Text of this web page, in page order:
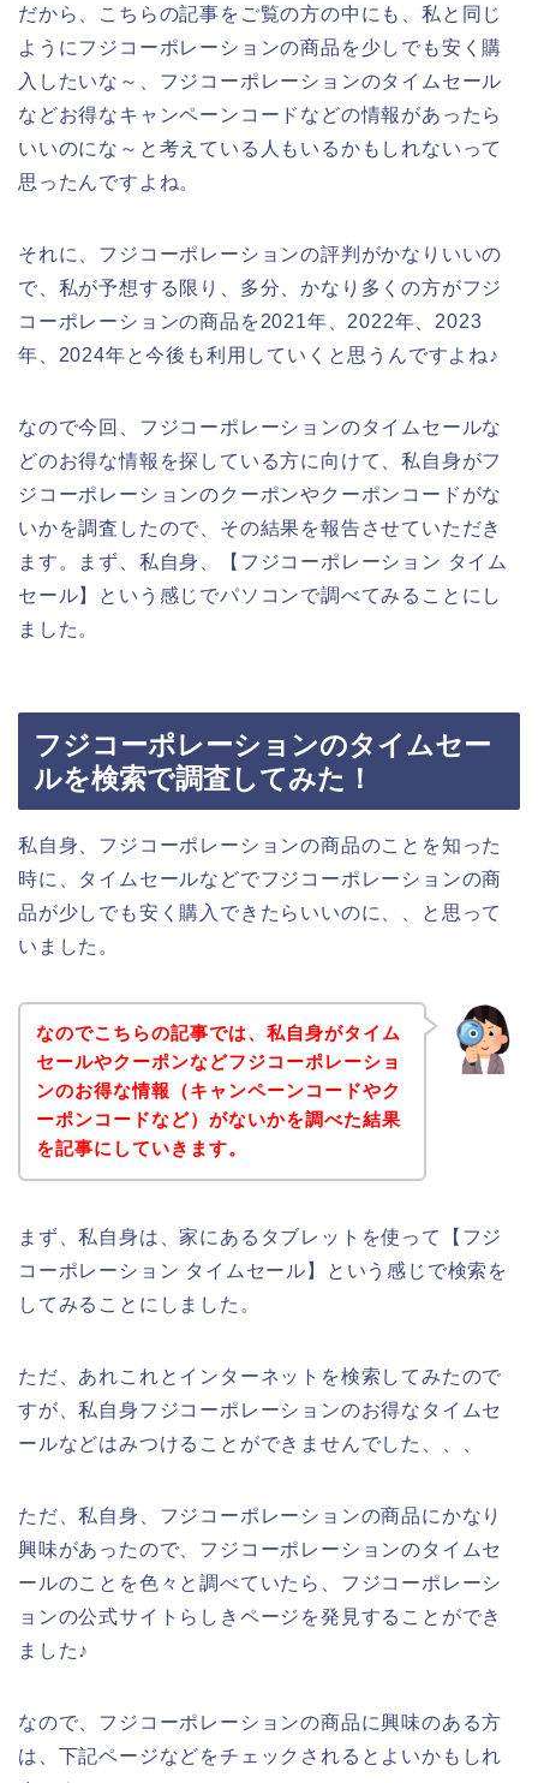
だから、こちらの記事をご覧の方の中にも、私と同じ
ようにフジコーポレーションの商品を少しでも安く購
入したいな～、フジコーポレーションのタイムセール
などお得なキャンペーンコードなどの情報があったら
いいのにな～と考えている人もいるかもしれないって
思ったんですよね。
それに、フジコーポレーションの評判がかなりいいの
で、私が予想する限り、多分、かなり多くの方がフジ
コーポレーションの商品を2021年、2022年、2023
年、2024年と今後も利用していくと思うんですよね♪
なので今回、フジコーポレーションのタイムセールな
どのお得な情報を探している方に向けて、私自身がフ
ジコーポレーションのクーポンやクーポンコードがな
いかを調査したので、その結果を報告させていただき
ます。まず、私自身、【フジコーポレーション タイム
セール】という感じでパソコンで調べてみることにし
ました。
フジコーポレーションのタイムセー
ルを検索で調査してみた！
私自身、フジコーポレーションの商品のことを知った
時に、タイムセールなどでフジコーポレーションの商
品が少しでも安く購入できたらいいのに、、と思って
いました。
なのでこちらの記事では、私自身がタイム
セールやクーポンなどフジコーポレーショ
ンのお得な情報（キャンペーンコードやク
ーポンコードなど）がないかを調べた結果
を記事にしていきます。
まず、私自身は、家にあるタブレットを使って【フジ
コーポレーション タイムセール】という感じで検索を
してみることにしました。
ただ、あれこれとインターネットを検索してみたので
すが、私自身フジコーポレーションのお得なタイムセ
ールなどはみつけることができませんでした、、、
ただ、私自身、フジコーポレーションの商品にかなり
興味があったので、フジコーポレーションのタイムセ
ールのことを色々と調べていたら、フジコーポレーシ
ョンの公式サイトらしきページを発見することができ
ました♪
なので、フジコーポレーションの商品に興味のある方
は、下記ページなどをチェックされるとよいかもしれ